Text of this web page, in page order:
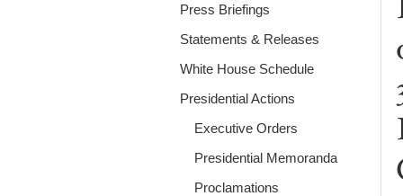
Press Briefings
Statements & Releases
White House Schedule
Presidential Actions
Executive Orders
Presidential Memoranda
Proclamations